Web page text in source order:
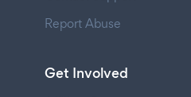
Report Abuse
Get Involved